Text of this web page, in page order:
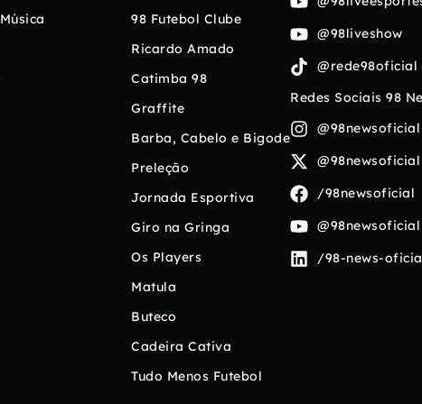
Música
98 Futebol Clube
Ricardo Amado
Catimba 98
Graffite
Barba, Cabelo e Bigode
Preleção
Jornada Esportiva
Giro na Gringa
Os Players
Matula
Buteco
Cadeira Cativa
Tudo Menos Futebol
@98liveshow
@rede98oficial
Redes Sociais 98
@98newsoficial
@98newsoficial
/98newsoficial
@98newsoficial
/98-news-